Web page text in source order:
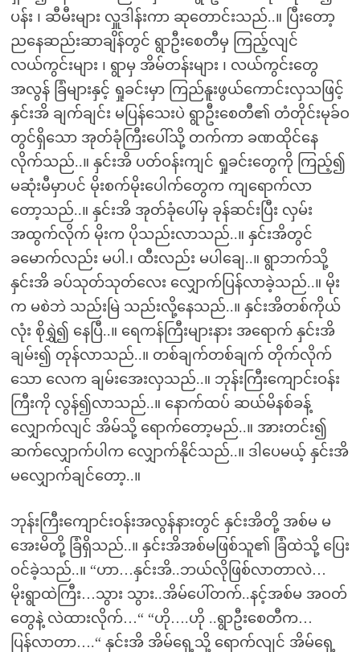
ပန်း ၊ ဆီမီးများ လှူဒါန်းကာ ဆုတောင်းသည်..။ ပြီးတော့
ညနေဆည်းဆာချိန်တွင် ရွာဦးစေတီမှ ကြည့်လျင်
လယ်ကွင်းများ ၊ ရွာမှ အိမ်တန်းများ ၊ လယ်ကွင်းတွေ
အလွန် ခြံများနှင့် ရှုခင်းမှာ ကြည်နူးဖွယ်ကောင်းလှသဖြင့်
နှင်းအိ ချက်ချင်း မပြန်သေးပဲ ရွာဦးစေတီ၏ တံတိုင်းမုခ်ဝ
တွင်ရှိသော အုတ်ခုံကြီးပေါ်သို့ တက်ကာ ခဏထိုင်နေ
လိုက်သည်..။ နှင်းအိ ပတ်ဝန်းကျင် ရှုခင်းတွေကို ကြည့်၍
မဆုံးမီမှာပင် မိုးစက်မိုးပေါက်တွေက ကျရောက်လာ
တော့သည်..။ နှင်းအိ အုတ်ခုံပေါ်မှ ခုန်ဆင်းပြီး လှမ်း
အထွက်လိုက် မိုးက ပိုသည်းလာသည်..။ နှင်းအိတွင်
ခမောက်လည်း မပါ.၊ ထီးလည်း မပါချေ..။ ရွာဘက်သို့
နှင်းအိ ခပ်သုတ်သုတ်လေး လျှောက်ပြန်လာခဲ့သည်..။ မိုး
က မစဲဘဲ သည်းမြဲ သည်းလို့နေသည်..။ နှင်းအိတစ်ကိုယ်
လုံး စိုရွှဲ၍ နေပြီ..။ ရေကန်ကြီးများနား အရောက် နှင်းအိ
ချမ်း၍ တုန်လာသည်..။ တစ်ချက်တစ်ချက် တိုက်လိုက်
သော လေက ချမ်းအေးလှသည်..။ ဘုန်းကြီးကျောင်းဝန်း
ကြီးကို လွန်၍လာသည်..။ နောက်ထပ် ဆယ်မိနစ်ခန့်
လျှောက်လျင် အိမ်သို့ ရောက်တော့မည်..။ အားတင်း၍
ဆက်လျှောက်ပါက လျှောက်နိုင်သည်..။ ဒါပေမယ့် နှင်းအိ
မလျှောက်ချင်တော့..။
ဘုန်းကြီးကျောင်းဝန်းအလွန်နားတွင် နှင်းအိတို့ အစ်မ မ
အေးမိတို့ ခြံရှိသည်..။ နှင်းအိအစ်မဖြစ်သူ၏ ခြံထဲသို့ ပြေး
ဝင်ခဲ့သည်..။ “ဟာ…နှင်းအိ..ဘယ်လိုဖြစ်လာတာလဲ…
မိုးရွာထဲကြီး…သွား သွား..အိမ်ပေါ်တက်..နင့်အစ်မ အဝတ်
တွေနဲ့ လဲထားလိုက်…“ “ဟို….ဟို ..ရွာဦးစေတီက…
ပြန်လာတာ….“ နှင်းအိ အိမ်ရှေ့သို့ ရောက်လျင် အိမ်ရှေ့